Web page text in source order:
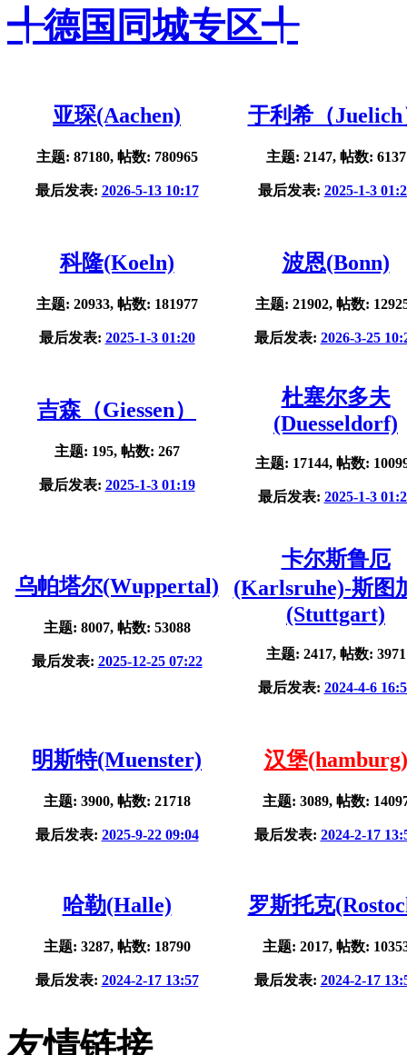
╃德国同城专区╃
亚琛(Aachen)
主题: 87180, 帖数: 780965
最后发表: 2026-5-13 10:17
于利希（Juelich
主题: 2147, 帖数: 6137
最后发表: 2025-1-3
科隆(Koeln)
主题: 20933, 帖数: 181977
最后发表: 2025-1-3 01:20
波恩(Bonn)
主题: 21902, 帖数:
最后发表: 2026-3-25
吉森（Giessen）
主题: 195, 帖数: 267
最后发表: 2025-1-3 01:19
杜塞尔多夫
(Duesseldorf)
主题: 17144, 帖数:
最后发表: 2025-1-3
乌帕塔尔(Wuppertal)
主题: 8007, 帖数: 53088
最后发表: 2025-12-25 07:22
卡尔斯鲁厄
(Karlsruhe)-斯图
(Stuttgart)
主题: 2417, 帖数: 3971
最后发表: 2024-4-6
明斯特(Muenster)
主题: 3900, 帖数: 21718
最后发表: 2025-9-22 09:04
汉堡(hamburg)
主题: 3089, 帖数:
最后发表: 2024-2-17
哈勒(Halle)
主题: 3287, 帖数: 18790
最后发表: 2024-2-17 13:57
罗斯托克
主题: 2017, 帖数:
最后发表: 2024-2-17
友情链接